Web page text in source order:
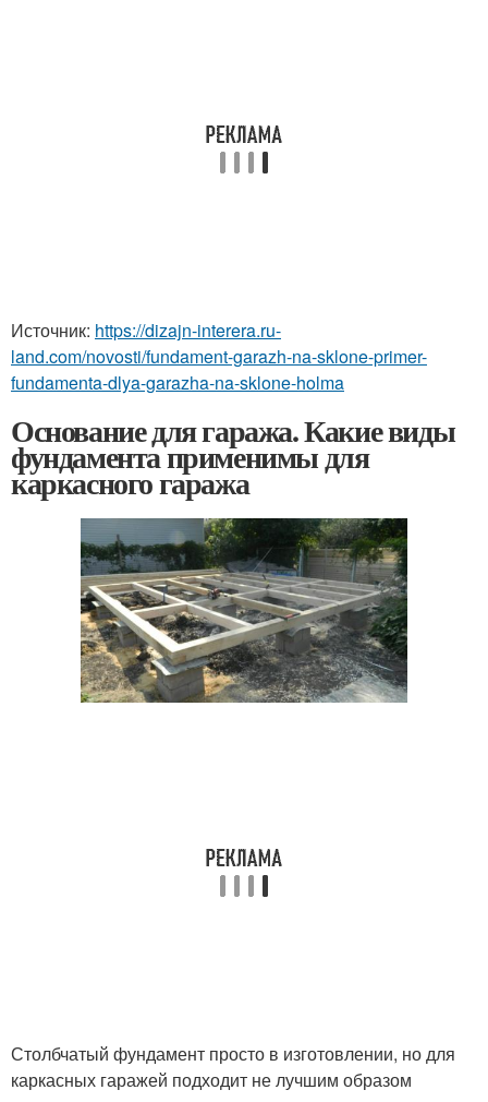
Источник: https://dizajn-interera.ru-
land.com/novosti/fundament-garazh-na-sklone-primer-
fundamenta-dlya-garazha-na-sklone-holma
Основание для гаража. Какие виды
фундамента применимы для
каркасного гаража
Столбчатый фундамент просто в изготовлении, но для
каркасных гаражей подходит не лучшим образом